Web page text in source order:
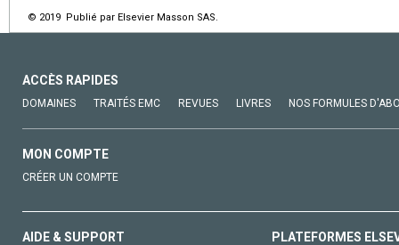
© 2019 Publié par Elsevier Masson SAS.
ACCÈS RAPIDES
DOMAINES TRAITÉS EMC REVUES LIVRES NOS FORMULES
MON COMPTE
CRÉER UN COMPTE
AIDE & SUPPORT PLATEFORMES